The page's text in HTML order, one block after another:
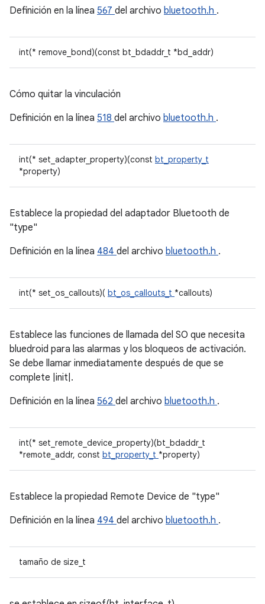
Definición en la línea 567 del archivo bluetooth.h .
int(* remove_bond)(const bt_bdaddr_t *bd_addr)
Cómo quitar la vinculación
Definición en la línea 518 del archivo bluetooth.h .
int(* set_adapter_property)(const bt_property_t
*property)
Establece la propiedad del adaptador Bluetooth de
"type"
Definición en la línea 484 del archivo bluetooth.h .
int(* set_os_callouts)( bt_os_callouts_t *callouts)
Establece las funciones de llamada del SO que necesita
bluedroid para las alarmas y los bloqueos de activación.
Se debe llamar inmediatamente después de que se
complete |init|.
Definición en la línea 562 del archivo bluetooth.h .
int(* set_remote_device_property)(bt_bdaddr_t
*remote_addr, const bt_property_t *property)
Establece la propiedad Remote Device de "type"
Definición en la línea 494 del archivo bluetooth.h .
tamaño de size_t